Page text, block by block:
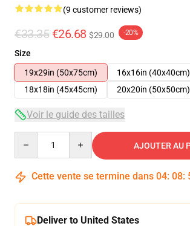
(9 customer reviews)
€33.35 €26.68 $29.00 -20%
Size
19x29in (50x75cm)
16x16in (40x40cm)
18x18in (45x45cm)
20x20in (50x50cm)
Voir le guide des tailles
AJOUTER AU
Cette vente se termine dans 04: 08:
Deliver to United States